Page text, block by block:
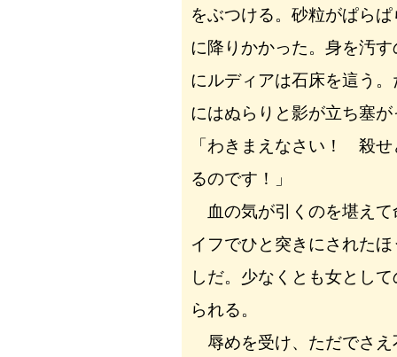
をぶつける。砂粒がぱら
に降りかかった。身を汚
にルディアは石床を這う
にはぬらりと影が立ち塞が
「わきまえなさい！ 殺せ
るのです！」
血の気が引くのを堪えて
イフでひと突きにされた
しだ。少なくとも女とし
られる。
辱めを受け、ただでさえ